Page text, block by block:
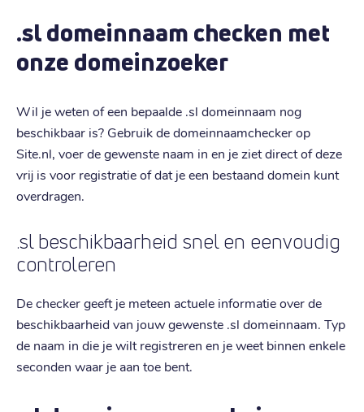
.sl domeinnaam checken met
onze domeinzoeker
Wil je weten of een bepaalde .sl domeinnaam nog
beschikbaar is? Gebruik de domeinnaamchecker op
Site.nl, voer de gewenste naam in en je ziet direct of deze
vrij is voor registratie of dat je een bestaand domein kunt
overdragen.
.sl beschikbaarheid snel en eenvoudig
controleren
De checker geeft je meteen actuele informatie over de
beschikbaarheid van jouw gewenste .sl domeinnaam. Typ
de naam in die je wilt registreren en je weet binnen enkele
seconden waar je aan toe bent.